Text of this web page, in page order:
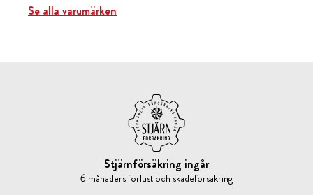
Se alla varumärken
Stjärnförsäkring ingår
6 månaders förlust och skadeförsäkring